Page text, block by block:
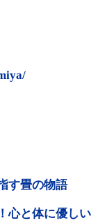
す畳の物語
心と体に優しい